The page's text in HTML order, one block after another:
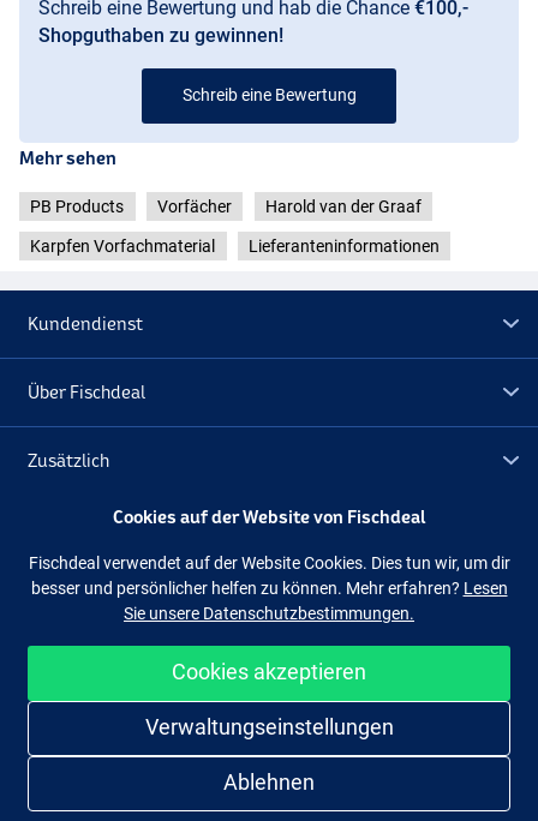
Schreib eine Bewertung und hab die Chance €100,-
Shopguthaben zu gewinnen!
Schreib eine Bewertung
Mehr sehen
PB Products Vorfächer Harold van der Graaf
Karpfen Vorfachmaterial Lieferanteninformationen
Kundendienst
Über Fischdeal
Zusätzlich
Lagerräumung
Facebook
Einfach und sicher shoppen
Cookies auf der Website von Fischdeal
Fischdeal verwendet auf der Website Cookies. Dies tun wir, um dir
besser und persönlicher helfen zu können. Mehr erfahren? Lesen
Sie unsere Datenschutzbestimmungen.
Cookies akzeptieren
Verwaltungseinstellungen
Ablehnen